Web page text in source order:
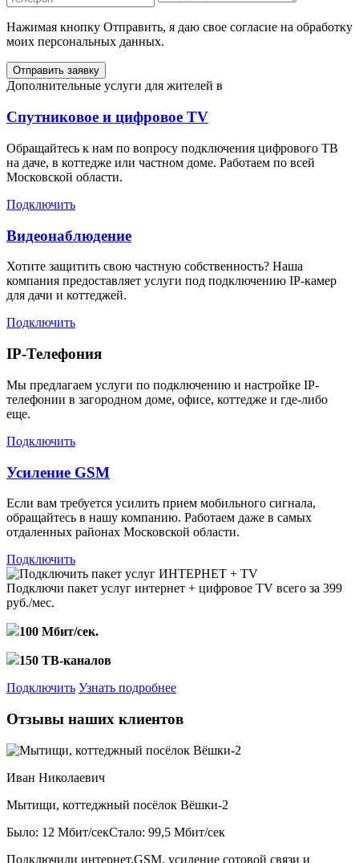
Нажимая кнопку Отправить, я даю свое согласие на обработку
моих персональных данных.
Отправить заявку
Дополнительные услуги для жителей в
Спутниковое и цифровое TV
Обращайтесь к нам по вопросу подключения цифрового ТВ
на даче, в коттедже или частном доме. Работаем по всей
Московской области.
Подключить
Видеонаблюдение
Хотите защитить свою частную собственность? Наша
компания предоставляет услуги под подключению IP-камер
для дачи и коттеджей.
Подключить
IP-Телефония
Мы предлагаем услуги по подключению и настройке IP-
телефонии в загородном доме, офисе, коттедже и где-либо
еще.
Подключить
Усиление GSM
Если вам требуется усилить прием мобильного сигнала,
обращайтесь в нашу компанию. Работаем даже в самых
отдаленных районах Московской области.
Подключить
Подключи пакет услуг интернет + цифровое TV всего за 399
руб./мес.
100 Мбит/сек.
150 ТВ-каналов
Подключить Узнать подробнее
Отзывы наших клиентов
Иван Николаевич
Мытищи, коттеджный посёлок Вёшки-2
Было: 12 Мбит/секСтало: 99,5 Мбит/сек
Подключили интернет,GSM, усиление сотовой связи и